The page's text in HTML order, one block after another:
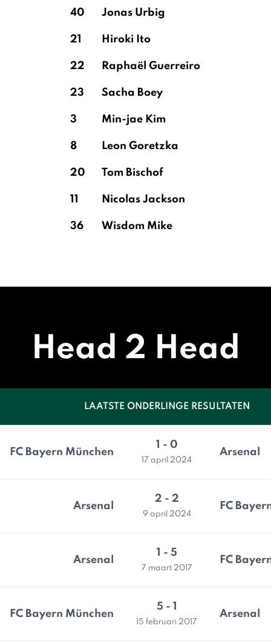
40 Jonas Urbig
21 Hiroki Ito
22 Raphaël Guerreiro
23 Sacha Boey
3 Min-jae Kim
8 Leon Goretzka
20 Tom Bischof
11 Nicolas Jackson
36 Wisdom Mike
Head 2 Head
LAATSTE ONDERLINGE RESULTATEN
FC Bayern München
1 - 0
17 april 2024
Arsenal
Arsenal
2 - 2
9 april 2024
FC
Arsenal
1 - 5
7 maart 2017
FC
FC Bayern München
5 - 1
15 februari 2017
Arsenal